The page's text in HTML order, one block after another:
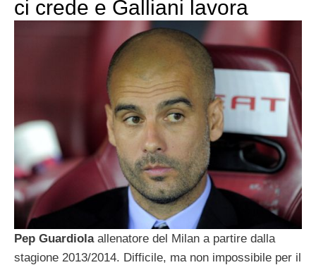
ci crede e Galliani lavora
Pep Guardiolaallenatore del Milan a partire dalla
stagione 2013/2014. Difficile, ma non impossibile per il